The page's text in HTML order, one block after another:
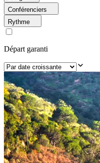
Conférenciers
Rythme
Départ garanti